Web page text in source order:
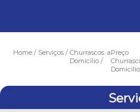
Home Serviços
Churrascos a
Domicílio
Domicílio